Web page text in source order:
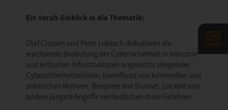
Erforderlichen Service
entsperren
Ein Vorab-Einblick in die Thematik:
Olaf Classen und Peter Lukesch diskutieren die
wachsende Bedeutung der Cybersicherheit in Industrie
und kritischen Infrastrukturen angesichts steigender
Cybersicherheitsrisiken, beeinflusst von kriminellen und
politischen Motiven. Beispiele wie Stuxnet, Lockbit und
andere jüngste Angriffe verdeutlichen diese Gefahren.